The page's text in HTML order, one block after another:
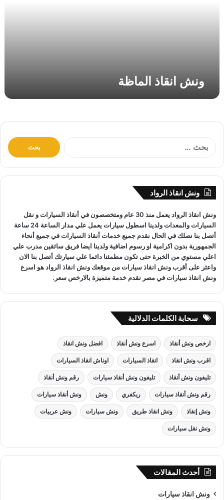
ة
ونش انقاذ الماظة
:
ونش انقاذ الرواد
ونش انقاذ الرواد يعمل منذ 30 عام ومتخصصون في أنقاذ السياراتو نقل
السيارات
والمعدات ولدينا اسطول سيارات يعمل علي مدار الساعة 24 ساعة
أتصل بنا نصلك في الحال نقدم جميع خدماتأنقاذ السياراتفي جميع أنحاء
الجمهورية بدون اكرامية او رسوم اضافية ولدينا ايضا فريق سائقين مدرب علي
اعلي مستوي من الخبرة حتى تكون مطمئنا دائما علي سيارتك أتصل بنا الان
واعثر علىأقرب ونش انقاذ سياراتمن موقعك ونش انقاذ الرواد هو اسرع
ونش انقاذ سياراتفي مصر نقدم خدمة متميزة بالارخص سعر.
سحابة الكلمات الدلالية
ارخص ونش أنقاذ اسرع ونش أنقاذ افضل ونش انقاذ
اقرب ونش انقاذ انقاذ السيارات اوناش انقاذ السيارات
تليفون ونش أنقاذ تليفون ونش أنقاذ سيارات رقم ونش أنقاذ
رقم ونش أنقاذ سيارات ريكفري ونش ونش أنقاذ سيارات
ونش إنقاذ ونش انقاذ طريق ونش سيارات ونش عربيات
ونش نقل سيارات
أحدث المقالات
ونش انقاذ سيارات